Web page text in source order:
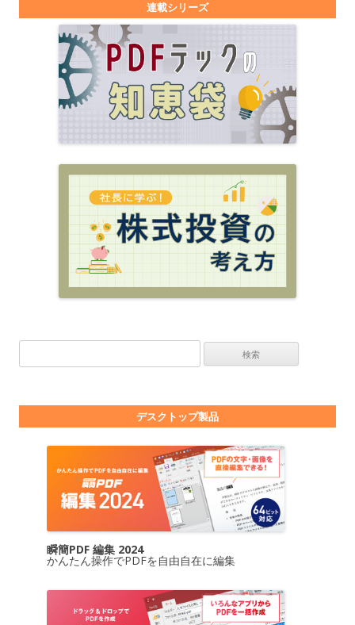
連載シリーズ
デスクトップ製品
瞬簡PDF 編集 2024
かんたん操作でPDFを自由自在に編集